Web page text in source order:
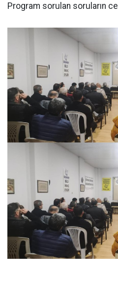
Program sorulan soruların